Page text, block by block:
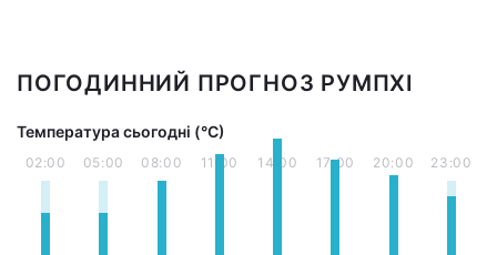
ПОГОДИННИЙ ПРОГНОЗ РУМПХІ
Температура сьогодні (°С)
02:00 05:00 08:00 11:00 14:00 17:00 20:00 23:00